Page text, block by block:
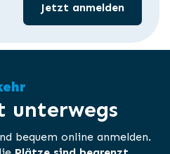
Jetzt anmelden
unterwegs
bequem online anmelden.